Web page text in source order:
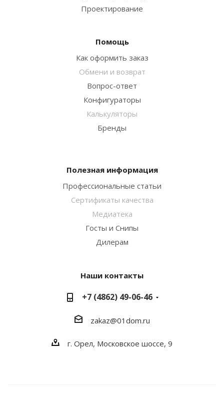
Проектирование
Помощь
Как оформить заказ
Обмени и возврат
Вопрос-ответ
Конфигураторы
Калькуляторы
Бренды
Полезная информация
Профессиональные статьи
Сертификаты качества
Медиатека
Госты и Снипы
Дилерам
Наши контакты
+7 (4862) 49-06-46
zakaz@01dom.ru
г. Орел, Московское шоссе, 9